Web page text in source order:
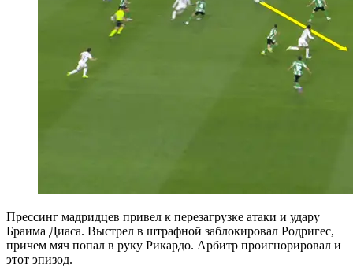
Прессинг мадридцев привел к перезагрузке атаки и удару
Браима Диаса. Выстрел в штрафной заблокировал Родригес,
причем мяч попал в руку Рикардо. Арбитр проигнорировал и
этот эпизод.